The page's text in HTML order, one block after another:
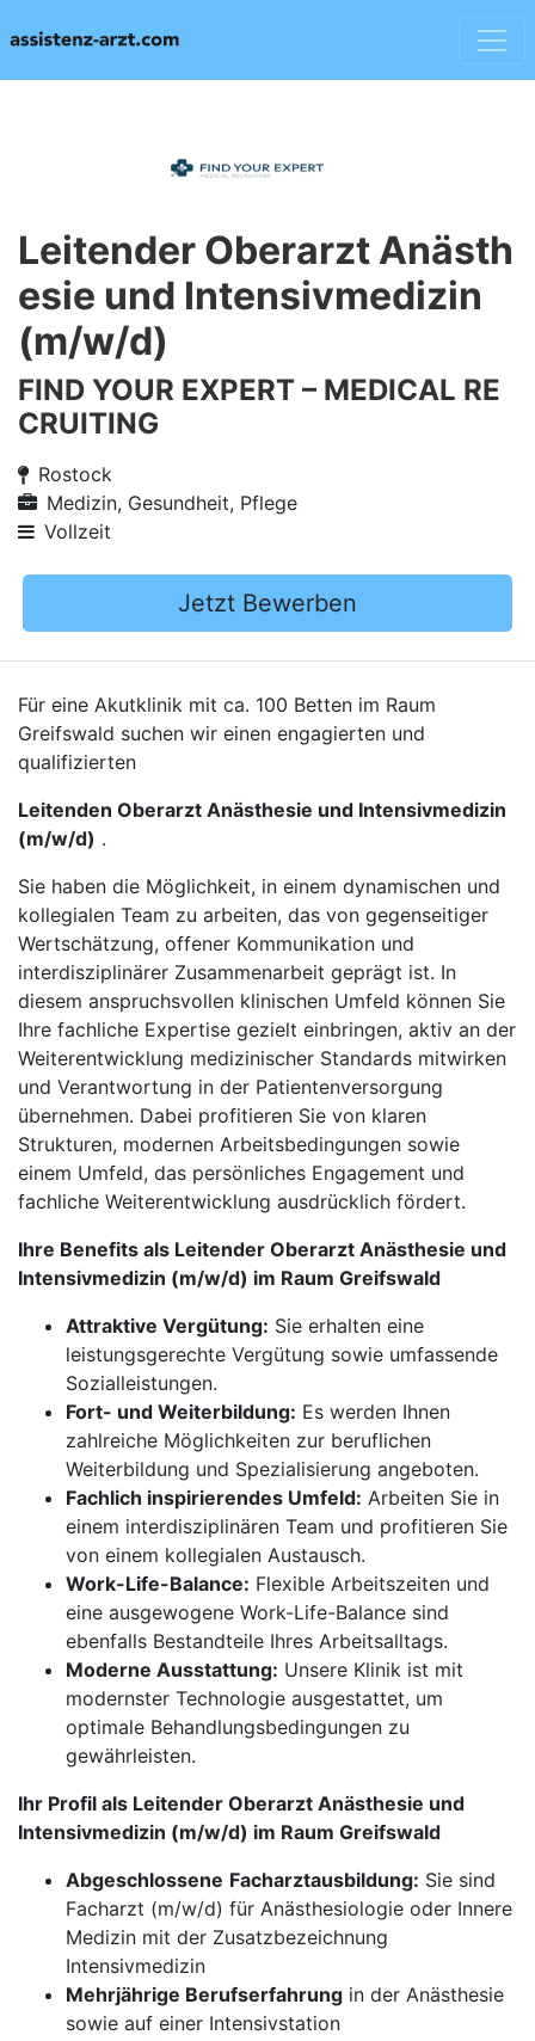
Leitender Oberarzt Anästh
esie und Intensivmedizin
(m/w/d)
FIND YOUR EXPERT – MEDICAL RE
CRUITING
Rostock
Medizin, Gesundheit, Pflege
Vollzeit
Jetzt Bewerben
Für eine Akutklinik mit ca. 100 Betten im Raum
Greifswald suchen wir einen engagierten und
qualifizierten
Leitenden Oberarzt Anästhesie und Intensivmedizin
(m/w/d) .
Sie haben die Möglichkeit, in einem dynamischen und
kollegialen Team zu arbeiten, das von gegenseitiger
Wertschätzung, offener Kommunikation und
interdisziplinärer Zusammenarbeit geprägt ist. In
diesem anspruchsvollen klinischen Umfeld können Sie
Ihre fachliche Expertise gezielt einbringen, aktiv an der
Weiterentwicklung medizinischer Standards mitwirken
und Verantwortung in der Patientenversorgung
übernehmen. Dabei profitieren Sie von klaren
Strukturen, modernen Arbeitsbedingungen sowie
einem Umfeld, das persönliches Engagement und
fachliche Weiterentwicklung ausdrücklich fördert.
Ihre Benefits als Leitender Oberarzt Anästhesie und
Intensivmedizin (m/w/d) im Raum Greifswald
Attraktive Vergütung: Sie erhalten eine
leistungsgerechte Vergütung sowie umfassende
Sozialleistungen.
Fort- und Weiterbildung: Es werden Ihnen
zahlreiche Möglichkeiten zur beruflichen
Weiterbildung und Spezialisierung angeboten.
Fachlich inspirierendes Umfeld: Arbeiten Sie in
einem interdisziplinären Team und profitieren Sie
von einem kollegialen Austausch.
Work-Life-Balance: Flexible Arbeitszeiten und
eine ausgewogene Work-Life-Balance sind
ebenfalls Bestandteile Ihres Arbeitsalltags.
Moderne Ausstattung: Unsere Klinik ist mit
modernster Technologie ausgestattet, um
optimale Behandlungsbedingungen zu
gewährleisten.
Ihr Profil als Leitender Oberarzt Anästhesie und
Intensivmedizin (m/w/d) im Raum Greifswald
Abgeschlossene Facharztausbildung: Sie sind
Facharzt (m/w/d) für Anästhesiologie oder Innere
Medizin mit der Zusatzbezeichnung
Intensivmedizin
Mehrjährige Berufserfahrung in der Anästhesie
sowie auf einer Intensivstation